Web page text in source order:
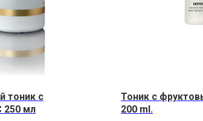
тоник с
250 мл
Тоник с
200 ml.